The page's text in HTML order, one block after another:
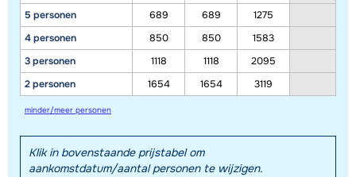
5 personen
4 personen
3 personen
2 personen
689
689
1275
850
850
1583
1118
1118
2095
1654
1654 3119
minder/meer personen
Klik in bovenstaande prijstabel om
aankomstdatum/aantal personen te wijzigen.